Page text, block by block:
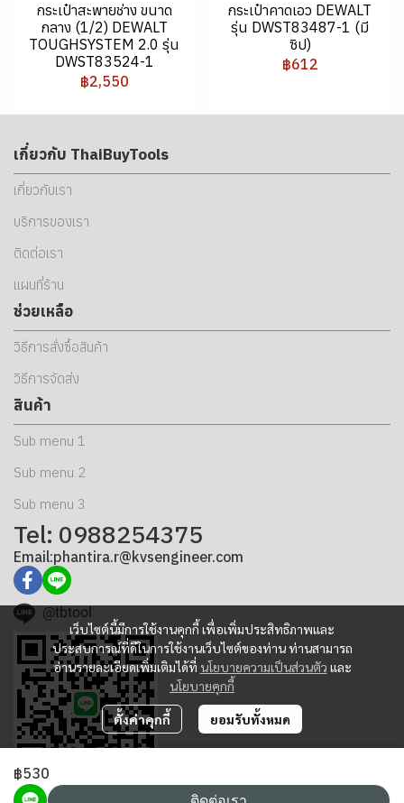
กระเป๋าสะพายช่าง ขนาด
กลาง (1/2) DEWALT
TOUGHSYSTEM 2.0 รุ่น
DWST83524-1
฿2,550
กระเป๋าคาดเอว DEWALT
รุ่น DWST83487-1 (มี
ซิป)
฿612
฿530
เว็บไซต์นี้มีการใช้งานคุกกี้ เพื่อเพิ่มประสิทธิภาพและ
ประสบการณ์ที่ดีในการใช้งานเว็บไซต์ของท่าน ท่านสามารถ
อ่านรายละเอียดเพิ่มเติมได้ที่ นโยบายความเป็นส่วนตัว และ
นโยบายคุกกี้
ตั้งค่าคุกกี้ ยอมรับทั้งหมด
เกี่ยวกับ ThaiBuyTools
เกี่ยวกับเรา
บริการของเรา
ติดต่อเรา
แผนที่ร้าน
ช่วยเหลือ
วิธีการสั่งซื้อสินค้า
วิธีการจัดส่ง
สินค้า
Sub menu 1
Sub menu 2
Sub menu 3
Tel: 0988254375
Email:phantira.r@kvsengineer.com
@tbtool